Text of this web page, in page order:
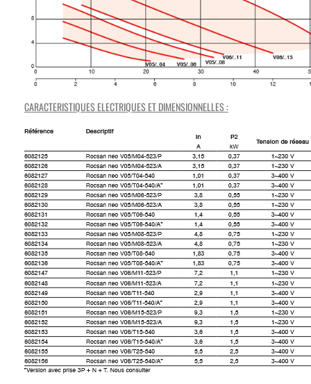
CARACTERISTIQUES ELECTRIQUES ET DIMENSIONNELLES :